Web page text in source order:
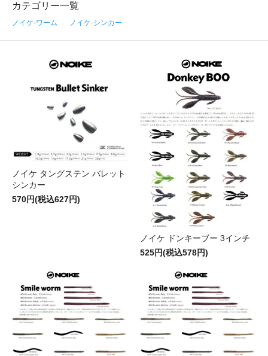
カテゴリー一覧
ノイケ-ワーム ノイケ-シンカー
ノイケ タングステン バレット
シンカー
570円(税込627円)
ノイケ ドンキーブー 3インチ
525円(税込578円)